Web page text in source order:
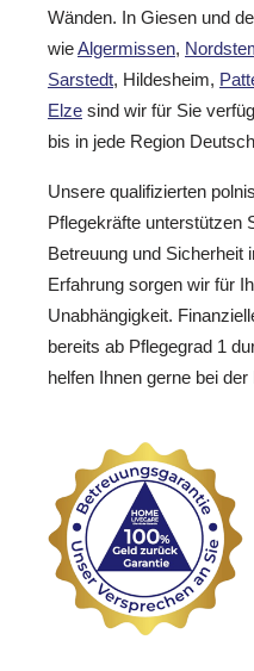
Wänden. In Giesen und
wieAlgermissen,
Sarstedt, Hildesheim,
Elze sind wir für Sie
bis in jede Region
Unsere qualifizierten
Pflegekräfte unterstützen
Betreuung und Sicherheit
Erfahrung sorgen wir für
Unabhängigkeit.
bereits ab Pflegegrad 1
helfen Ihnen gerne bei